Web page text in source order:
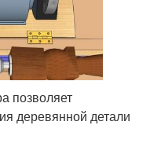
позволяет
деревянной детали